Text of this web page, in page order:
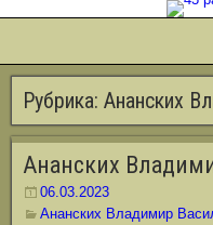
Рубрика: Ананских
Ананских
06.03.2023
Ананских Владимир